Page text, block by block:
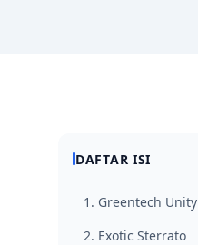
DAFTAR ISI
1. Greentech Unity
2. Exotic Sterrato